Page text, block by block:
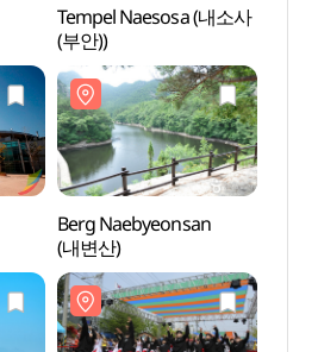
Tempel Naesosa (내소사
(부안))
Berg Naebyeonsan
(내변산)